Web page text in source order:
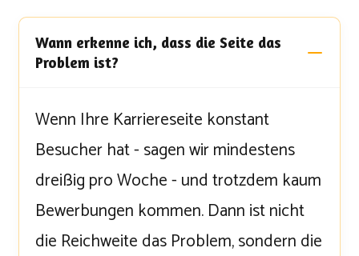
Wann erkenne ich, dass die Seite das
Problem ist?
Wenn Ihre Karriereseite konstant
Besucher hat - sagen wir mindestens
dreißig pro Woche - und trotzdem kaum
Bewerbungen kommen. Dann ist nicht
die Reichweite das Problem, sondern die